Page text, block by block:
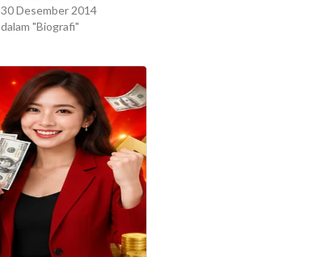
30 Desember 2014
dalam "Biografi"